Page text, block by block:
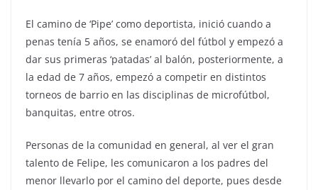
El camino de ‘Pipe’ como deportista, inició cuando a
penas tenía 5 años, se enamoró del fútbol y empezó a
dar sus primeras ‘patadas’ al balón, posteriormente, a
la edad de 7 años, empezó a competir en distintos
torneos de barrio en las disciplinas de microfútbol,
banquitas, entre otros.
Personas de la comunidad en general, al ver el gran
talento de Felipe, les comunicaron a los padres del
menor llevarlo por el camino del deporte, pues desde